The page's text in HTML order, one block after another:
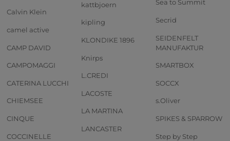
Calvin Klein
camel active
CAMP DAVID
CAMPOMAGGI
CATERINA LUCCHI
CHIEMSEE
CINQUE
COCCINELLE
kattbjoern
kipling
KLONDIKE 1896
Knirps
L.CREDI
LACOSTE
LA MARTINA
LANCASTER
Sea to Summit
Secrid
SEIDENFELT
MANUFAKTUR
SMARTBOX
SOCCX
s.Oliver
SPIKES & SPARROW
Step by Step